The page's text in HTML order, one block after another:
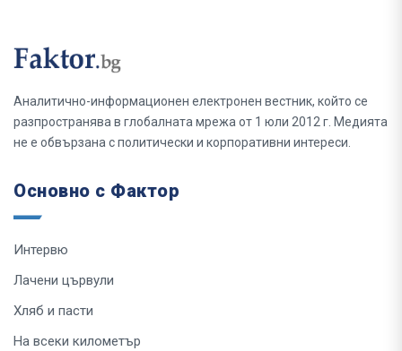
Аналитично-информационен електронен вестник, който се
разпространява в глобалната мрежа от 1 юли 2012 г. Медията
не е обвързана с политически и корпоративни интереси.
Основно с Фактор
Интервю
Лачени цървули
Хляб и пасти
На всеки километър